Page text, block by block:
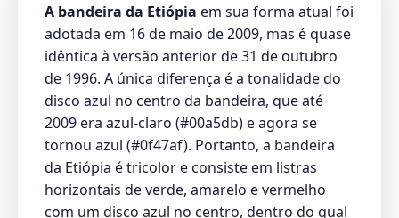
A bandeira da Etiópia em sua forma atual foi
adotada em 16 de maio de 2009, mas é quase
idêntica à versão anterior de 31 de outubro
de 1996. A única diferença é a tonalidade do
disco azul no centro da bandeira, que até
2009 era azul-claro (#00a5db) e agora se
tornou azul (#0f47af). Portanto, a bandeira
da Etiópia é tricolor e consiste em listras
horizontais de verde, amarelo e vermelho
com um disco azul no centro, dentro do qual